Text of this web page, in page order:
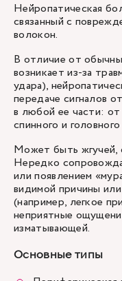
Нейропатическая
связанный с
волокон.
В отличие от
возникает из-за
удара),
передаче сигналов
в любой ее части:
спинного и головного
Может быть
Нередко
или появлением
видимой причины
(например, легкое
неприятные
изматывающей.
Основные типы